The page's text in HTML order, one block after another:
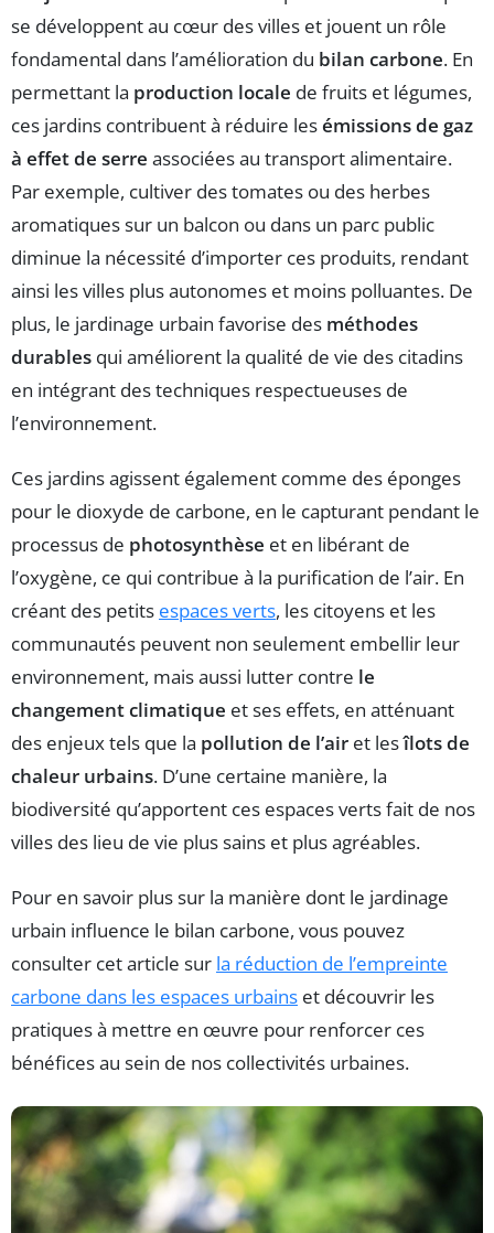
se développent au cœur des villes et jouent un rôle
fondamental dans l’amélioration du bilan carbone. En
permettant la production locale de fruits et légumes,
ces jardins contribuent à réduire lesémissions de gaz
à effet de serre associées au transport alimentaire.
Par exemple, cultiver des tomates ou des herbes
aromatiques sur un balcon ou dans un parc public
diminue la nécessité d’importer ces produits, rendant
ainsi les villes plus autonomes et moins polluantes. De
plus, le jardinage urbain favorise des méthodes
durables qui améliorent la qualité de vie des citadins
en intégrant des techniques respectueuses de
l’environnement.
Ces jardins agissent également comme des éponges
pour le dioxyde de carbone, en le capturant pendant le
processus de photosynthèse et en libérant de
l’oxygène, ce qui contribue à la purification de l’air. En
créant des petits espaces verts, les citoyens et les
communautés peuvent non seulement embellir leur
environnement, mais aussi lutter contre le
changement climatique et ses effets, en atténuant
des enjeux tels que la pollution de l’air et lesîlots de
chaleur urbains. D’une certaine manière, la
biodiversité qu’apportent ces espaces verts fait de nos
villes des lieu de vie plus sains et plus agréables.
Pour en savoir plus sur la manière dont le jardinage
urbain influence le bilan carbone, vous pouvez
consulter cet article sur la réduction de l’empreinte
carbone dans les espaces urbains et découvrir les
pratiques à mettre en œuvre pour renforcer ces
bénéfices au sein de nos collectivités urbaines.